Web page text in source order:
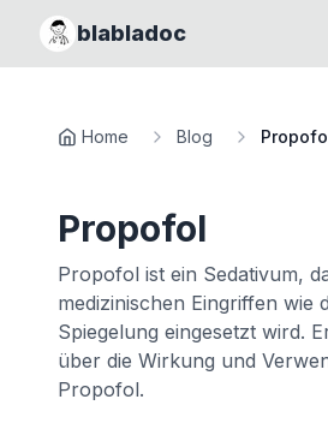
blabladoc
Home Blog
Propofol
Propofol ist ein Sedativum,
medizinischen Eingriffen wie
Spiegelung eingesetzt wird.
über die Wirkung und
Propofol.